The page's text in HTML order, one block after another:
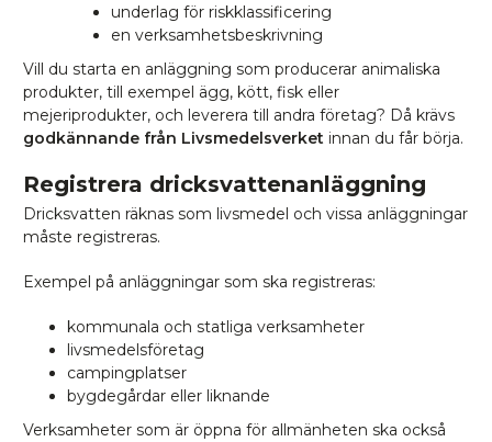
underlag för riskklassificering
en verksamhetsbeskrivning
Vill du starta en anläggning som producerar animaliska
produkter, till exempel ägg, kött, fisk eller
mejeriprodukter, och leverera till andra företag? Då krävs
godkännande från Livsmedelsverket innan du får börja.
Registrera dricksvattenanläggning
Dricksvatten räknas som livsmedel och vissa anläggningar
måste registreras.
Exempel på anläggningar som ska registreras:
kommunala och statliga verksamheter
livsmedelsföretag
campingplatser
bygdegårdar eller liknande
Verksamheter som är öppna för allmänheten ska också